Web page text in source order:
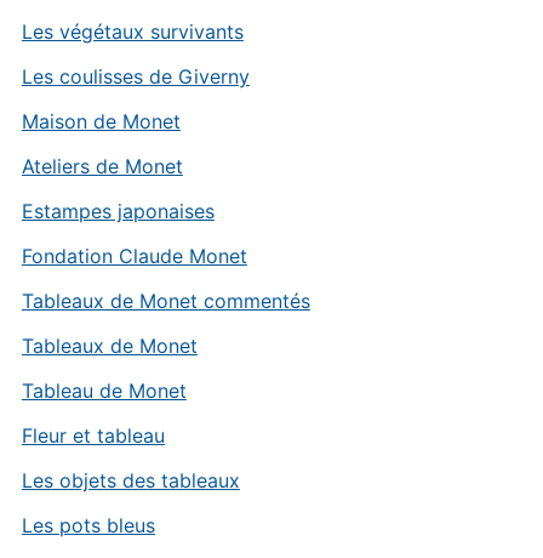
Les végétaux survivants
Les coulisses de Giverny
Maison de Monet
Ateliers de Monet
Estampes japonaises
Fondation Claude Monet
Tableaux de Monet commentés
Tableaux de Monet
Tableau de Monet
Fleur et tableau
Les objets des tableaux
Les pots bleus